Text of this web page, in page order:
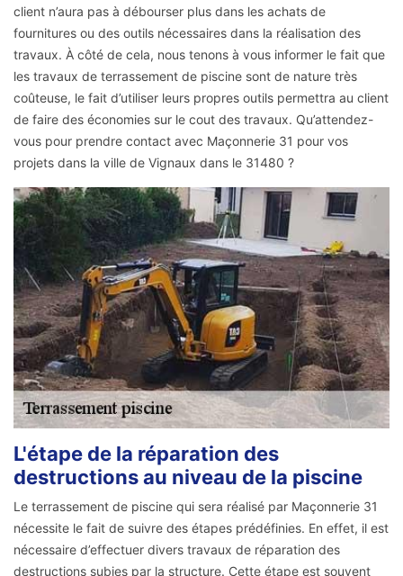
client n’aura pas à débourser plus dans les achats de
fournitures ou des outils nécessaires dans la réalisation des
travaux. À côté de cela, nous tenons à vous informer le fait que
les travaux de terrassement de piscine sont de nature très
coûteuse, le fait d’utiliser leurs propres outils permettra au client
de faire des économies sur le cout des travaux. Qu’attendez-
vous pour prendre contact avec Maçonnerie 31 pour vos
projets dans la ville de Vignaux dans le 31480 ?
L'étape de la réparation des
destructions au niveau de la piscine
Le terrassement de piscine qui sera réalisé par Maçonnerie 31
nécessite le fait de suivre des étapes prédéfinies. En effet, il est
nécessaire d’effectuer divers travaux de réparation des
destructions subies par la structure. Cette étape est souvent